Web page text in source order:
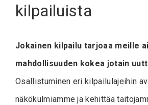
kilpailuista
Jokainen kilpailu tarjoaa meille
mahdollisuuden kokea jotain
Osallistuminen eri kilpailulajeihin
näkökulmiamme ja kehittää